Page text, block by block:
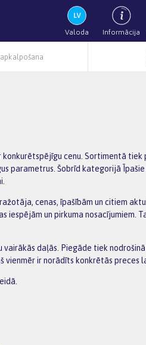
Valoda Informācija
cenu. Sortimentā
parametrus. Šobrīd kategorijā
cenas, īpašībām un citiem
un pirkuma nosacījumiem.
daļās. Piegāde tiek
vienmēr ir norādīts konkrētās preces